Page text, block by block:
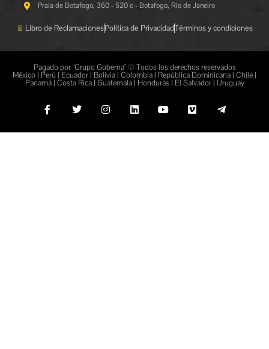
Praia de Botafogo, 360 - 520 c - Botafogo, Rio de Janeiro
Libro de ReclamacionesPolítica de PrivacidadTérminos y condiciones
Pagado por "Grupo Goberna" © Todos los derechos reservados
México | Perú | Ecuador | Bolivia | Colombia | República Dominicana | Chile |
Panamá | Costa Rica | Guatemala | Honduras | El Salvador | Uruguay